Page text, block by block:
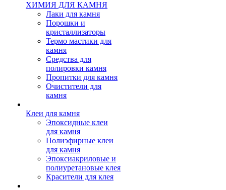
ХИМИЯ ДЛЯ КАМНЯ
Лаки для камня
Порошки и
кристаллизаторы
Термо мастики для
камня
Средства для
полировки камня
Пропитки для камня
Очистители для
камня
Клеи для камня
Эпоксидные клеи
для камня
Полиэфирные клеи
для камня
Эпоксиакриловые и
полиуретановые клея
Красители для клея